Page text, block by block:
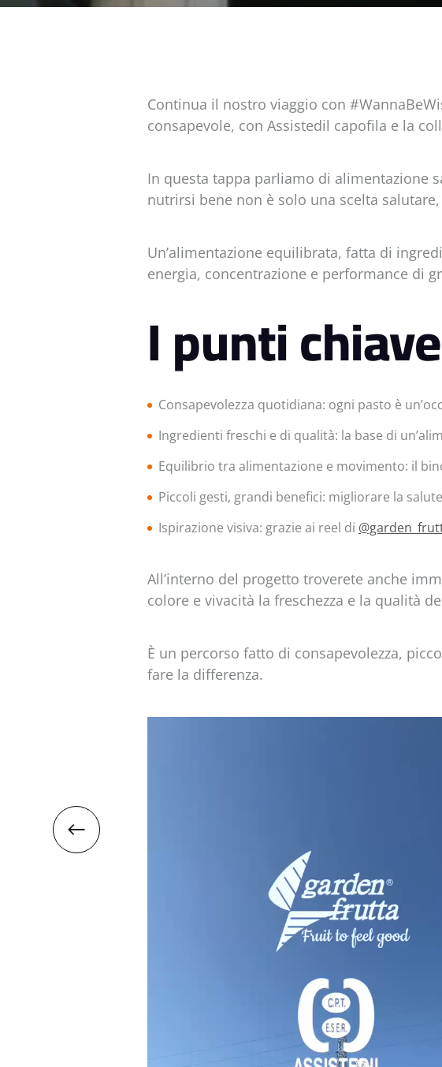
Continua il nostro viaggio con
consapevole, con Assistedil capofila e la
In questa tappa parliamo di alimentazione
nutrirsi bene non è solo una scelta
Un’alimentazione equilibrata, fatta di
energia, concentrazione e performance di
I punti
Consapevolezza quotidiana: ogni pasto è
Ingredienti freschi e di qualità: la base di
Equilibrio tra alimentazione e movimento: il
Piccoli gesti, grandi benefici: migliorare la
Ispirazione visiva: grazie ai reel di
All’interno del progetto troverete anche
colore e vivacità la freschezza e la qualità
È un percorso fatto di consapevolezza,
fare la differenza.